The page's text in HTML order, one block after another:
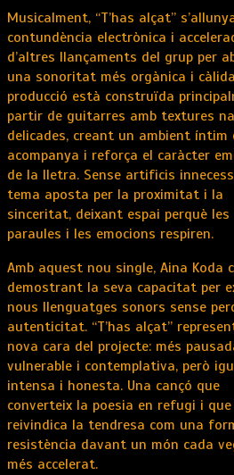
Musicalment, “T’has alçat”
contundència electrònica i
d’altres llançaments del grup per
una sonoritat més orgànica i
producció està construïda
partir de guitarres amb textures
delicades, creant un ambient íntim
acompanya i reforça el caràcter
de la lletra. Sense artificis
tema aposta per la proximitat i la
sinceritat, deixant espai perquè les
paraules i les emocions respiren.
Amb aquest nou single, Aina Koda
demostrant la seva capacitat per
nous llenguatges sonors sense
autenticitat. “T’has alçat”
nova cara del projecte: més
vulnerable i contemplativa, però
intensa i honesta. Una cançó que
converteix la poesia en refugi i que
reivindica la tendresa com una
resistència davant un món cada
més accelerat.